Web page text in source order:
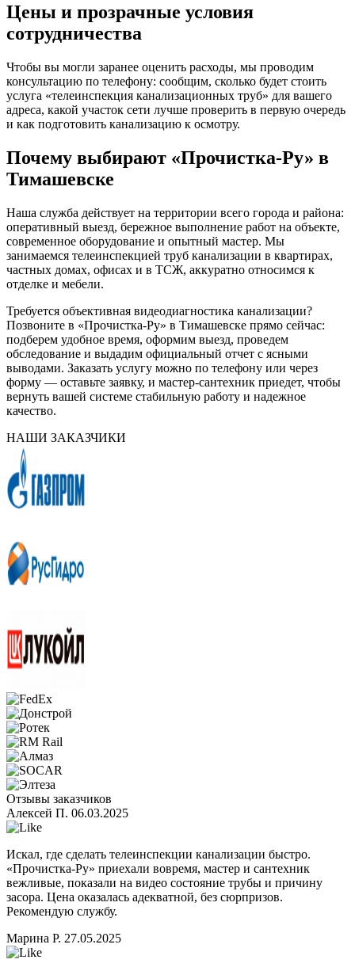
Цены и прозрачные условия
сотрудничества
Чтобы вы могли заранее оценить расходы, мы проводим
консультацию по телефону: сообщим, сколько будет стоить
услуга «телеинспекция канализационных труб» для вашего
адреса, какой участок сети лучше проверить в первую очередь
и как подготовить канализацию к осмотру.
Почему выбирают «Прочистка-Ру» в
Тимашевске
Наша служба действует на территории всего города и района:
оперативный выезд, бережное выполнение работ на объекте,
современное оборудование и опытный мастер. Мы
занимаемся телеинспекцией труб канализации в квартирах,
частных домах, офисах и в ТСЖ, аккуратно относимся к
отделке и мебели.
Требуется объективная видеодиагностика канализации?
Позвоните в «Прочистка-Ру» в Тимашевске прямо сейчас:
подберем удобное время, оформим выезд, проведем
обследование и выдадим официальный отчет с ясными
выводами. Заказать услугу можно по телефону или через
форму — оставьте заявку, и мастер-сантехник приедет, чтобы
вернуть вашей системе стабильную работу и надежное
качество.
НАШИ ЗАКАЗЧИКИ
Отзывы заказчиков
Алексей П. 06.03.2025
Искал, где сделать телеинспекции канализации быстро.
«Прочистка-Ру» приехали вовремя, мастер и сантехник
вежливые, показали на видео состояние трубы и причину
засора. Цена оказалась адекватной, без сюрпризов.
Рекомендую службу.
Марина Р. 27.05.2025